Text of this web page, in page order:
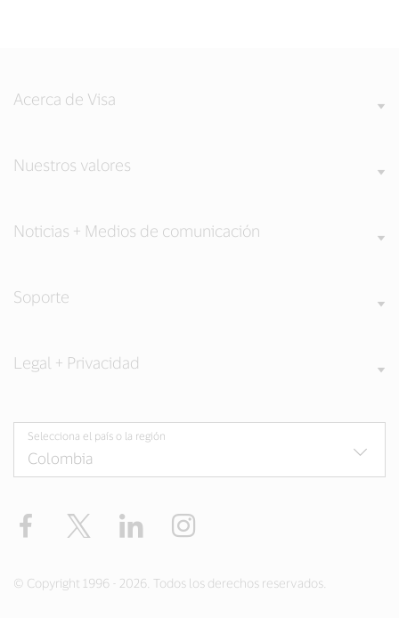
Acerca de Visa
Nuestros valores
Noticias + Medios de comunicación
Soporte
Legal + Privacidad
Selecciona el país o la región
Facebook Twitter LinkedIn
© Copyright 1996 - 2026. Todos los derechos reservados.